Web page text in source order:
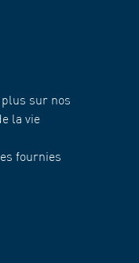
plus sur nos
la vie
fournies